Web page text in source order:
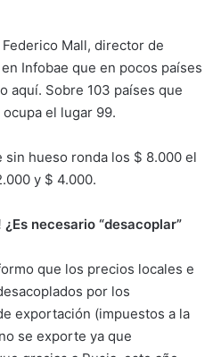
Mall, director de
Infobae que en pocos países
aquí. Sobre 103 países que
el lugar 99.
sin hueso ronda los $ 8.000 el
y $ 4.000.
¿Es necesario “desacoplar”
que los precios locales e
por los
exportación (impuestos a la
se exporte ya que